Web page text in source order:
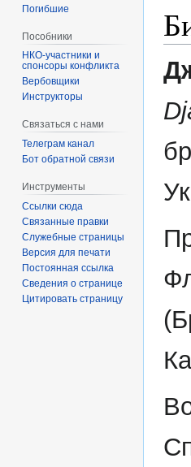
Погибшие
Пособники
спонсоры конфликта
‏‎Вербовщики
Инструкторы
Связаться с нами
Телеграм канал
Бот обратной связи
Инструменты
Ссылки сюда
Связанные правки
Служебные страницы
Версия для печати
Постоянная ссылка
Сведения о странице
Цитировать страницу